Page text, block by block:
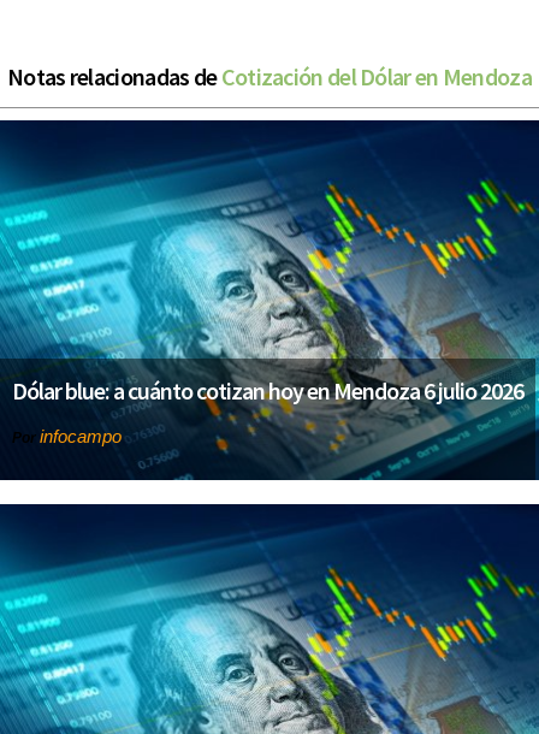
Notas relacionadas deCotización del Dólar en Mendoza
Dólar blue: a cuánto cotizan hoy en Mendoza 6 julio 2026
Por infocampo